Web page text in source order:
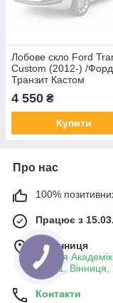
Лобове скло Ford
Custom (2012-) /Форд
Транзит Кастом
4 550 ₴
Купити
Про нас
100%
Працює з
м. Вінниця
вулиця
21001, Вінниця,
Контакти